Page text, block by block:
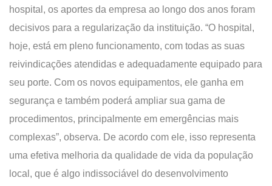
hospital, os aportes da empresa ao longo dos anos foram
decisivos para a regularização da instituição. “O hospital,
hoje, está em pleno funcionamento, com todas as suas
reivindicações atendidas e adequadamente equipado para
seu porte. Com os novos equipamentos, ele ganha em
segurança e também poderá ampliar sua gama de
procedimentos, principalmente em emergências mais
complexas”, observa. De acordo com ele, isso representa
uma efetiva melhoria da qualidade de vida da população
local, que é algo indissociável do desenvolvimento